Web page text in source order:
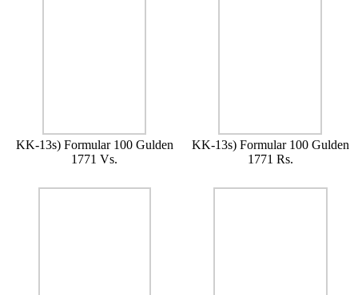
KK-13s) Formular 100 Gulden
1771 Vs.
KK-13s) Formular 100 Gulden
1771 Rs.